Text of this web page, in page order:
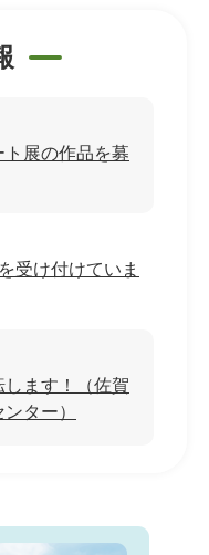
展の作品を募
受け付けていま
ます！（佐賀
ター）